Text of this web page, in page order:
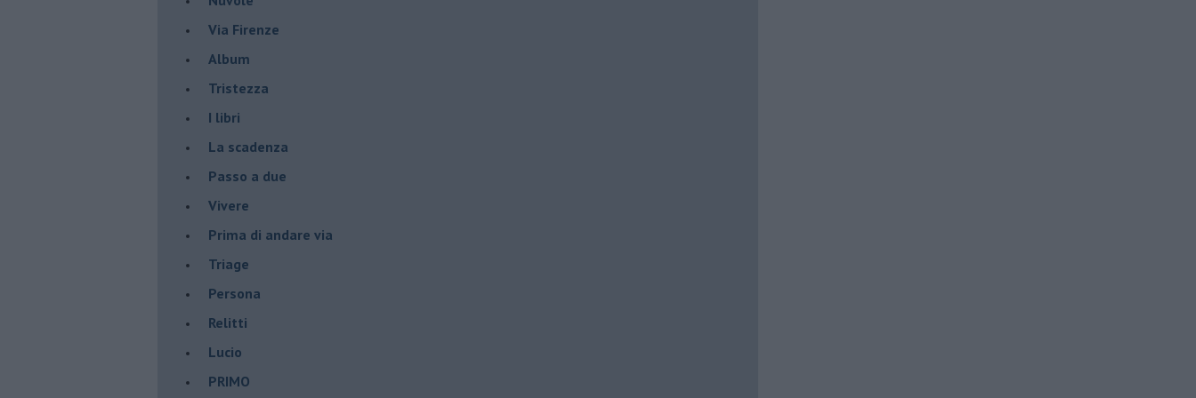
Via Firenze
Album
Tristezza
I libri
La scadenza
Passo a due
Vivere
Prima di andare via
Triage
Persona
Relitti
Lucio
PRIMO